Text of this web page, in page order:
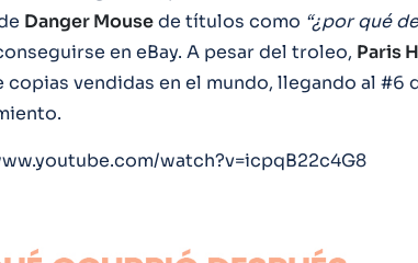
Danger Mousede títulos como “¿por qué
en eBay. A pesar del troleo, Paris
copias vendidas en el mundo, llegando al #6
watch?v=icpqB22c4G8